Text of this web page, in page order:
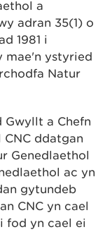
a
adran 35(1) o
1981 i
mae'n ystyried
Natur
Gwyllt a Chefn
ddatgan
Genedlaethol
ac yn
gytundeb
CNC yn cael
fod yn cael ei